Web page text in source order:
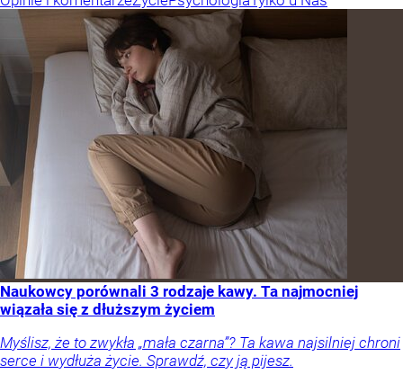
Naukowcy porównali 3 rodzaje kawy. Ta najmocniej
wiązała się z dłuższym życiem
Myślisz, że to zwykła „mała czarna”? Ta kawa najsilniej chroni
serce i wydłuża życie. Sprawdź, czy ją pijesz.